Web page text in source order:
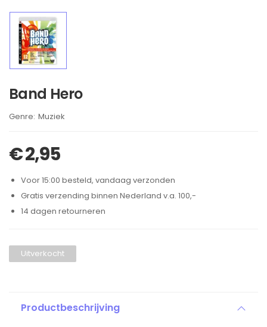
Band Hero
Brand:
Muziek
€2,95
Voor 15:00 besteld, vandaag verzonden
Gratis verzending binnen Nederland v.a. 100,-
14 dagen retourneren
Uitverkocht
Productbeschrijving